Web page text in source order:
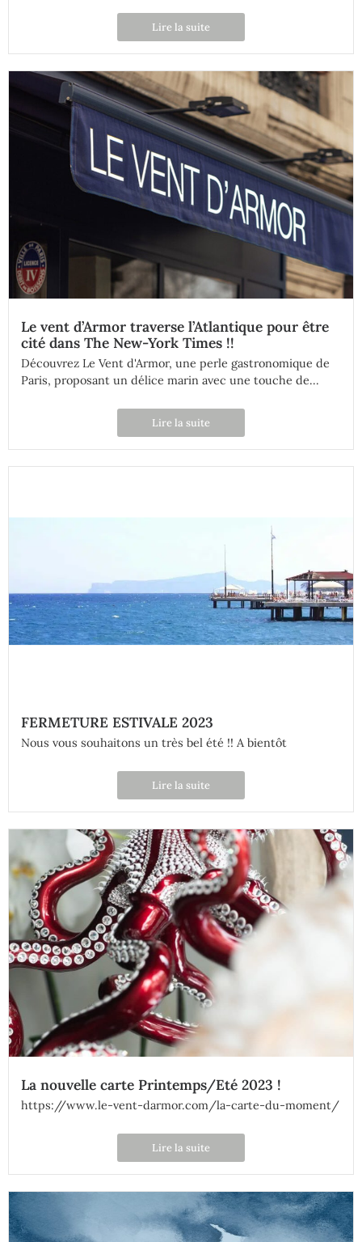
Lire la suite
Le vent d’Armor traverse l’Atlantique pour être
cité dans The New-York Times !!
Découvrez Le Vent d'Armor, une perle gastronomique de
Paris, proposant un délice marin avec une touche de...
Lire la suite
FERMETURE ESTIVALE 2023
Nous vous souhaitons un très bel été !! A bientôt
Lire la suite
La nouvelle carte Printemps/Eté 2023 !
https://www.le-vent-darmor.com/la-carte-du-moment/
Lire la suite